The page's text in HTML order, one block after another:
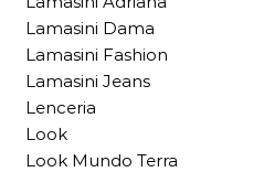
Lamasini Dama
Lamasini Fashion
Lamasini Jeans
Lenceria
Look
Look Mundo Terra